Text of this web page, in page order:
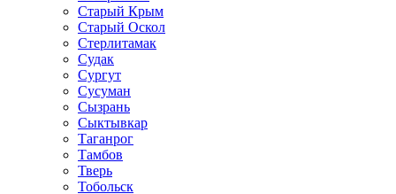
Старый Крым
Старый Оскол
Стерлитамак
Судак
Сургут
Сусуман
Сызрань
Сыктывкар
Таганрог
Тамбов
Тверь
Тобольск